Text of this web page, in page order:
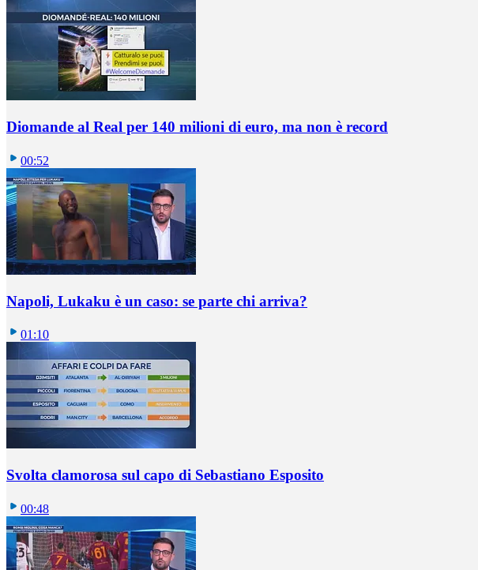
Diomande al Real per 140 milioni di euro, ma non è record
00:52
Napoli, Lukaku è un caso: se parte chi arriva?
01:10
Svolta clamorosa sul capo di Sebastiano Esposito
00:48